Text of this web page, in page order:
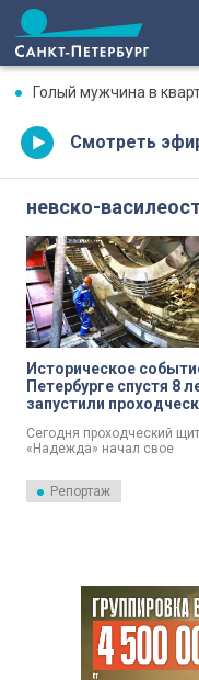
Голый мужчина в квартире жены: экс-
Смотреть
невско-
Историческое
Петербурге спустя 8
запустили
Сегодня проходческий щит
«Надежда» начал свое
до новых станции метро в
Приморском районе
ветки метрополитена.
Репортаж